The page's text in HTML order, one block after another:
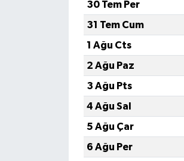
30 Tem Per
31 Tem Cum
1 Ağu Cts
2 Ağu Paz
3 Ağu Pts
4 Ağu Sal
5 Ağu Çar
6 Ağu Per